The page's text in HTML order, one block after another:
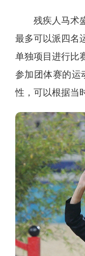
残疾人马术
最多可以派四名
单独项目进行比
参加团体赛的运
性，可以根据当